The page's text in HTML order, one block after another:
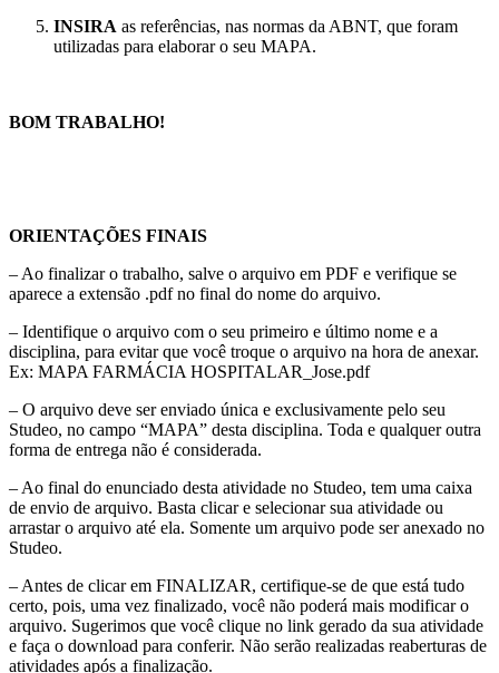
INSIRA as referências, nas normas da ABNT, que foram
utilizadas para elaborar o seu MAPA.
BOM TRABALHO!
ORIENTAÇÕES FINAIS
– Ao finalizar o trabalho, salve o arquivo em PDF e verifique se
aparece a extensão .pdf no final do nome do arquivo.
– Identifique o arquivo com o seu primeiro e último nome e a
disciplina, para evitar que você troque o arquivo na hora de anexar.
Ex: MAPA FARMÁCIA HOSPITALAR_Jose.pdf
– O arquivo deve ser enviado única e exclusivamente pelo seu
Studeo, no campo “MAPA” desta disciplina. Toda e qualquer outra
forma de entrega não é considerada.
– Ao final do enunciado desta atividade no Studeo, tem uma caixa
de envio de arquivo. Basta clicar e selecionar sua atividade ou
arrastar o arquivo até ela. Somente um arquivo pode ser anexado no
Studeo.
– Antes de clicar em FINALIZAR, certifique-se de que está tudo
certo, pois, uma vez finalizado, você não poderá mais modificar o
arquivo. Sugerimos que você clique no link gerado da sua atividade
e faça o download para conferir. Não serão realizadas reaberturas de
atividades após a finalização.